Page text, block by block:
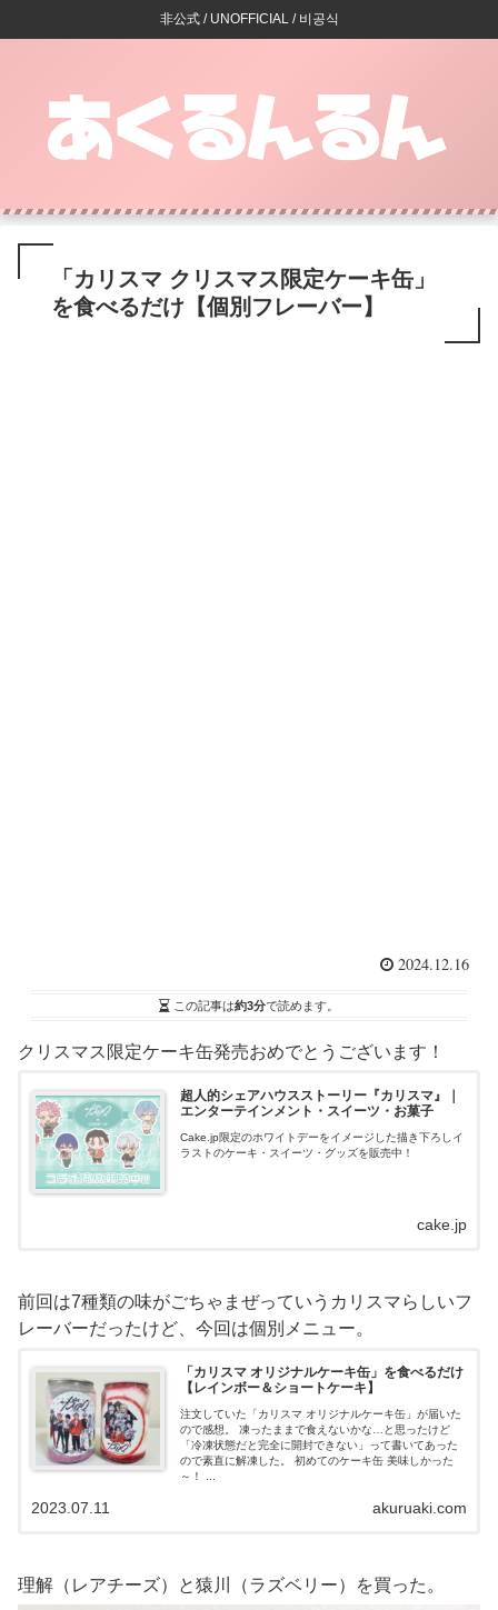
非公式 / UNOFFICIAL / 비공식
「カリスマ クリスマス限定ケーキ缶」
を食べるだけ【個別フレーバー】
2024.12.16
この記事は約3分で読めます。
クリスマス限定ケーキ缶発売おめでとうございます！
超人的シェアハウスストーリー『カリスマ』｜
エンターテインメント・スイーツ・お菓子
Cake.jp限定のホワイトデーをイメージした描き下ろしイ
ラストのケーキ・スイーツ・グッズを販売中！
cake.jp
前回は7種類の味がごちゃまぜっていうカリスマらしいフ
レーバーだったけど、今回は個別メニュー。
「カリスマ オリジナルケーキ缶」を食べるだけ
【レインボー＆ショートケーキ】
注文していた「カリスマ オリジナルケーキ缶」が届いた
ので感想。 凍ったままで食えないかな…と思ったけど
「冷凍状態だと完全に開封できない」って書いてあった
ので素直に解凍した。 初めてのケーキ缶 美味しかった
～！ ...
akuruaki.com
2023.07.11
理解（レアチーズ）と猿川（ラズベリー）を買った。